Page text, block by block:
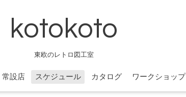
kotokoto
東欧のレトロ図工室
常設店 スケジュール カタログ ワークショップ